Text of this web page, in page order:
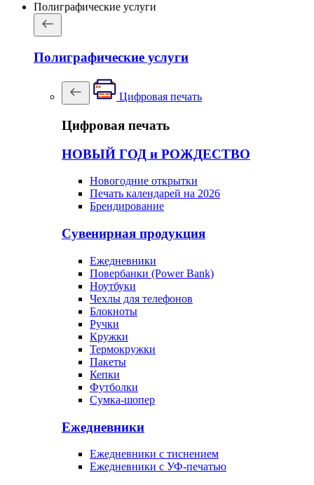
Полиграфические услуги
Полиграфические услуги
Цифровая печать
Цифровая печать
НОВЫЙ ГОД и РОЖДЕСТВО
Новогодние открытки
Печать календарей на 2026
Брендирование
Сувенирная продукция
Ежедневники
Повербанки (Power Bank)
Ноутбуки
Чехлы для телефонов
Блокноты
Ручки
Кружки
Термокружки
Пакеты
Кепки
Футболки
Сумка-шопер
Ежедневники
Ежедневники с тиснением
Ежедневники с УФ-печатью